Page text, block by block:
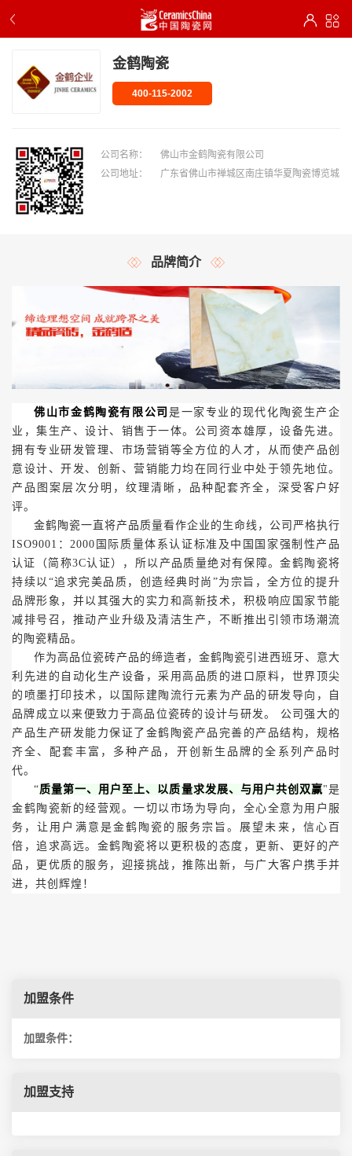
金鹤陶瓷
400-115-2002
公司名称：
佛山市金鹤陶瓷有限公司
公司地址：
广东省佛山市禅城区南庄镇华夏陶瓷博览城
品牌简介
佛山市金鹤陶瓷有限公司 是一家专业的现代化陶瓷生产企
业，集生产、设计、销售于一体。公司资本雄厚，设备先进。
拥有专业研发管理、市场营销等全方位的人才，从而使产品创
意设计、开发、创新、营销能力均在同行业中处于领先地位。
产品图案层次分明，纹理清晰，品种配套齐全，深受客户好
评。
金鹤陶瓷一直将产品质量看作企业的生命线，公司严格执行
ISO9001 ： 2000 国际质量体系认证标准及中国国家强制性产品
认证（简称3C认证），所以产品质量绝对有保障。金鹤陶瓷将
持续以“追求完美品质，创造经典时尚”为宗旨，全方位的提升
品牌形象，并以其强大的实力和高新技术，积极响应国家节能
减排号召，推动产业升级及清洁生产，不断推出引领市场潮流
的陶瓷精品。
作为高品位瓷砖产品的缔造者，金鹤陶瓷引进西班牙、意大
利先进的自动化生产设备，采用高品质的进口原料，世界顶尖
的喷墨打印技术，以国际建陶流行元素为产品的研发导向，自
品牌成立以来便致力于高品位瓷砖的设计与研发。 公司强大的
产品生产研发能力保证了金鹤陶瓷产品完善的产品结构，规格
齐全、配套丰富，多种产品，开创新生品牌的全系列产品时
代。
“质量第一、用户至上、以质量求发展、与用户共创双赢 "是
金鹤陶瓷新的经营观。一切以市场为导向，全心全意为用户服
务，让用户满意是金鹤陶瓷的服务宗旨。展望未来，信心百
倍，追求高远。金鹤陶瓷将以更积极的态度，更新、更好的产
品，更优质的服务，迎接挑战，推陈出新，与广大客户携手并
进，共创辉煌！
加盟条件
加盟条件：
加盟支持